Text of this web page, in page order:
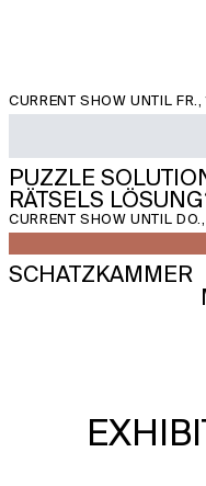
CURRENT SHOW UNTIL
PUZZLE
RÄTSELS
CURRENT SHOW UNTIL
SCHATZKAMMER